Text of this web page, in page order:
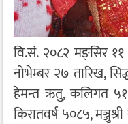
वि.सं. २०८२ मङ्सिर
नोभेम्बर २७ तारिख,
हेमन्त ऋतु, कलिगत
किरातवर्ष ५०८५,